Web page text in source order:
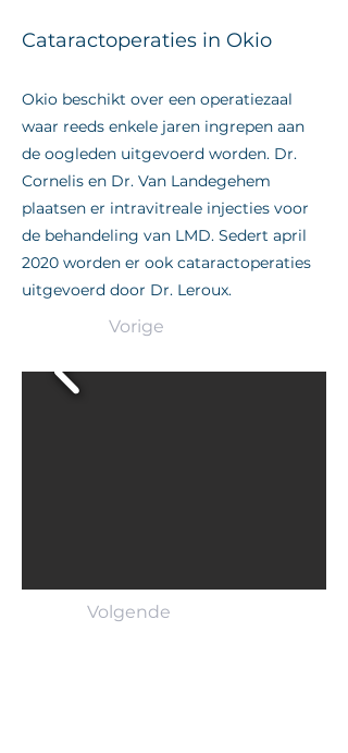
Cataractoperaties in Okio
Okio beschikt over een operatiezaal
waar reeds enkele jaren ingrepen aan
de oogleden uitgevoerd worden. Dr.
Cornelis en Dr. Van Landegehem
plaatsen er intravitreale injecties voor
de behandeling van LMD. Sedert april
2020 worden er ook cataractoperaties
uitgevoerd door Dr. Leroux.
Vorige
Volgende